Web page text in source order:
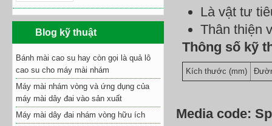
Là vật tư
Thân thiện
Thông số kỹ
Kích thước (mm)
Media code:
Blog kỹ thuật
Bánh mài cao su hay còn gọi là quả lô
cao su cho máy mài nhám
Máy mài nhám vòng và ứng dụng của
máy mài dây đai vào sản xuất
Máy mài dây đai nhám vòng hữu ích